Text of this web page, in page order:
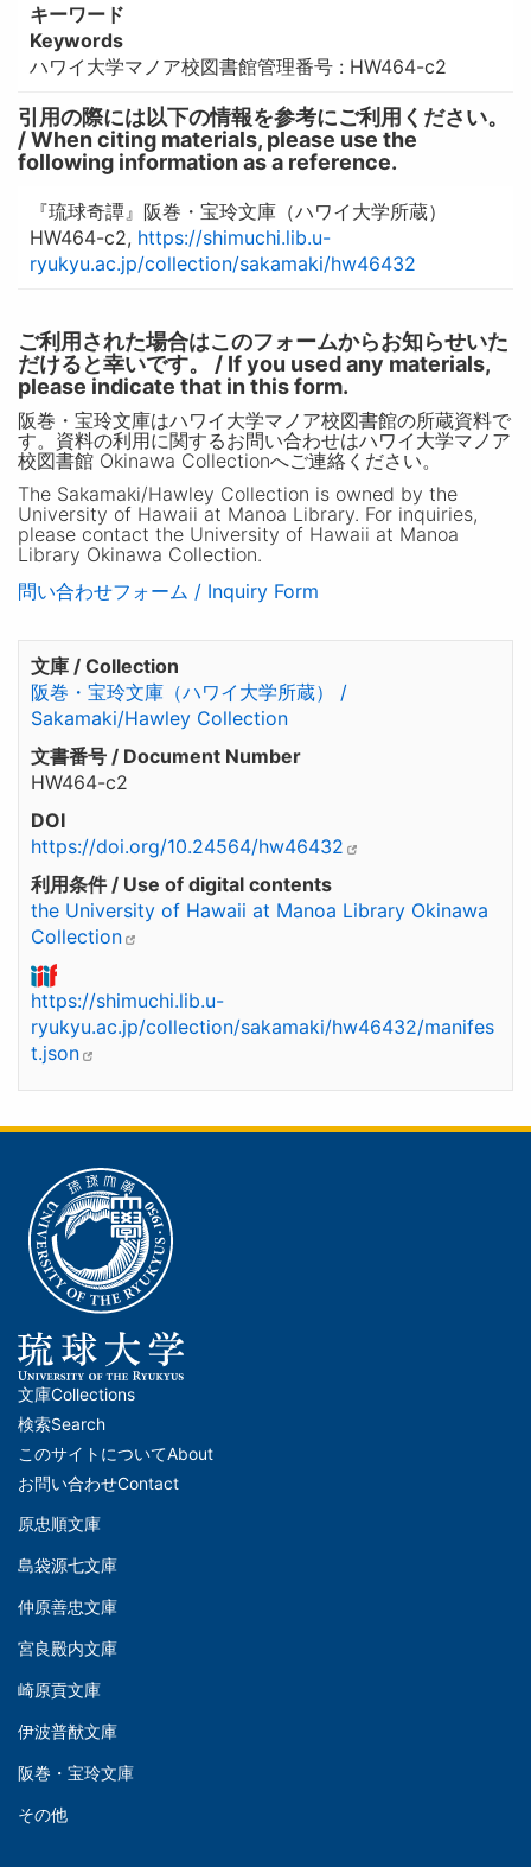
キーワード
Keywords
ハワイ大学マノア校図書館管理番号 : HW464-c2
引用の際には以下の情報を参考にご利用ください。
/ When citing materials, please use the
following information as a reference.
『琉球奇譚』阪巻・宝玲文庫（ハワイ大学所蔵）
HW464-c2, https://shimuchi.lib.u-
ryukyu.ac.jp/collection/sakamaki/hw46432
ご利用された場合はこのフォームからお知らせいた
だけると幸いです。 / If you used any materials,
please indicate that in this form.
阪巻・宝玲文庫はハワイ大学マノア校図書館の所蔵資料で
す。資料の利用に関するお問い合わせはハワイ大学マノア
校図書館 Okinawa Collectionへご連絡ください。
The Sakamaki/Hawley Collection is owned by the
University of Hawaii at Manoa Library. For inquiries,
please contact the University of Hawaii at Manoa
Library Okinawa Collection.
問い合わせフォーム / Inquiry Form
文庫 / Collection
阪巻・宝玲文庫（ハワイ大学所蔵） /
Sakamaki/Hawley Collection
文書番号 / Document Number
HW464-c2
DOI
https://doi.org/10.24564/hw46432
利用条件 / Use of digital contents
the University of Hawaii at Manoa Library Okinawa
Collection
https://shimuchi.lib.u-
ryukyu.ac.jp/collection/sakamaki/hw46432/manifes
t.json
メ
イ
ン
ナ
ビ
ー
シ
ョ
ン
ッ
タ
文庫Collections
検索Search
このサイトについてAbout
お問い合わせContact
文
(Left)
原忠順文庫
島袋源七文庫
仲原善忠文庫
文
(Middle)
宮良殿内文庫
崎原貢文庫
伊波普猷文庫
文
庫
阪巻・宝玲文庫
その他